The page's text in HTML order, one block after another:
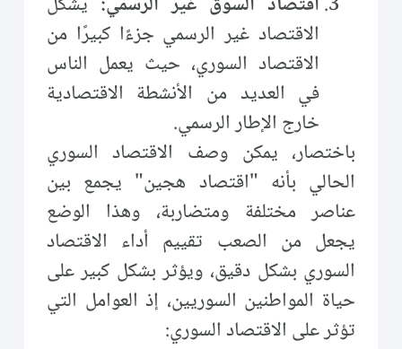
الاقتصاد غير الرسمي جزءًا كبيرًا من
الاقتصاد السوري، حيث يعمل الناس
في العديد من الأنشطة الاقتصادية
خارج الإطار الرسمي.
باختصار، يمكن وصف الاقتصاد السوري
الحالي بأنه "اقتصاد هجين" يجمع بين
عناصر مختلفة ومتضاربة، وهذا الوضع
يجعل من الصعب تقييم أداء الاقتصاد
السوري بشكل دقيق، ويؤثر بشكل كبير على
حياة المواطنين السوريين، إذ العوامل التي
تؤثر على الاقتصاد السوري: